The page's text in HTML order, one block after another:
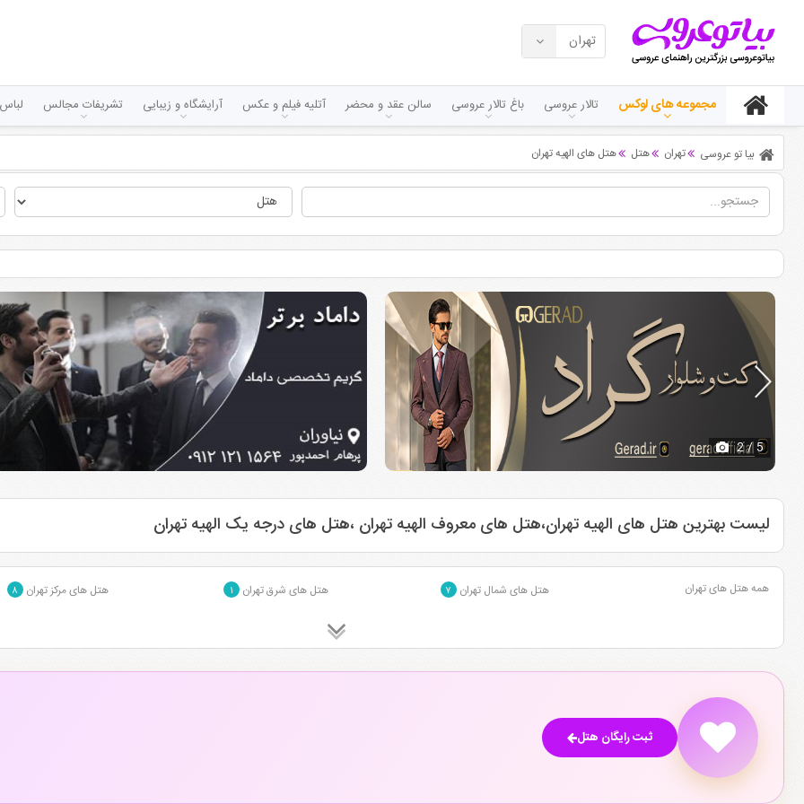
تهران
مجموعه های لوکس تالار عروسی باغ تالار عروسی سالن عقد و محضر آتلیه فیلم و عکس آرایشگاه و زیبایی تشریفات مجالس
بیا تو عروسی تهران هتل هتل های الهیه تهران
2/ 5
لیست بهترین هتل های الهیه تهران،هتل های معروف الهیه تهران ،هتل های درجه یک الهیه تهران
همه هتل های تهران هتل های شمال تهران ۷ هتل های شرق تهران ۱ هتل های مرکز تهران ۸
ثبت رایگان هتل